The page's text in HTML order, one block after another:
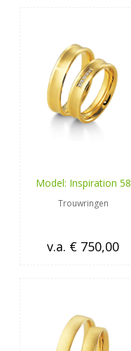
Model: Inspiration 58
Trouwringen
v.a. € 750,00